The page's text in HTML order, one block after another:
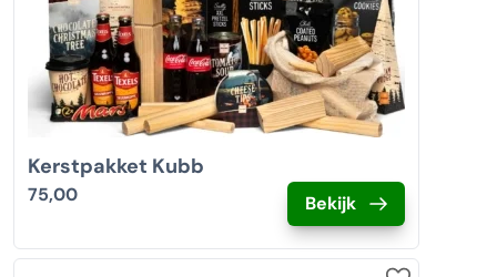
Kerstpakket Kubb
75,00 Bekijk